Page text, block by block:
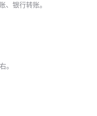
、银行转账。
。